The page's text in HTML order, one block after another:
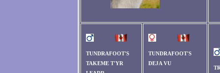
TUNDRAFOOT'S
TAKEME T'YR
TUNDRAFOOT'S
DEJA VU